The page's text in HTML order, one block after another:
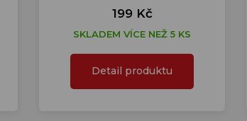
199 Kč
SKLADEM VÍCE NEŽ 5 KS
Detail produktu